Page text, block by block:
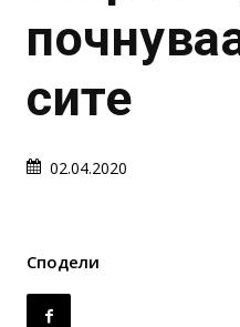
сите
02.04.2020
Сподели